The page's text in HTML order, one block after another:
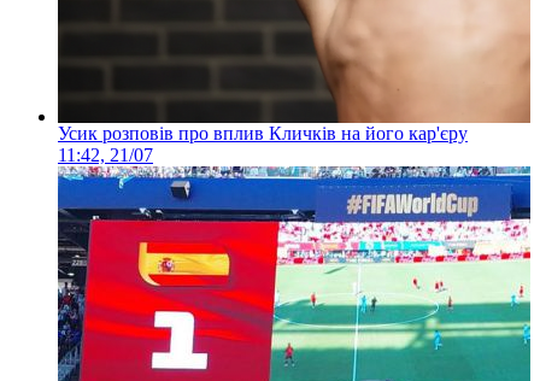
Усик розповів про вплив Кличків на його кар'єру
11:42, 21/07